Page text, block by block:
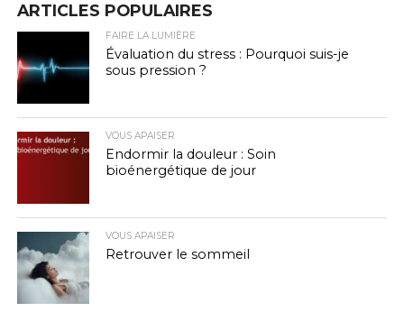
ARTICLES POPULAIRES
FAIRE LA LUMIÈRE
Évaluation du stress : Pourquoi suis-je
sous pression ?
VOUS APAISER
Endormir la douleur : Soin
bioénergétique de jour
VOUS APAISER
Retrouver le sommeil